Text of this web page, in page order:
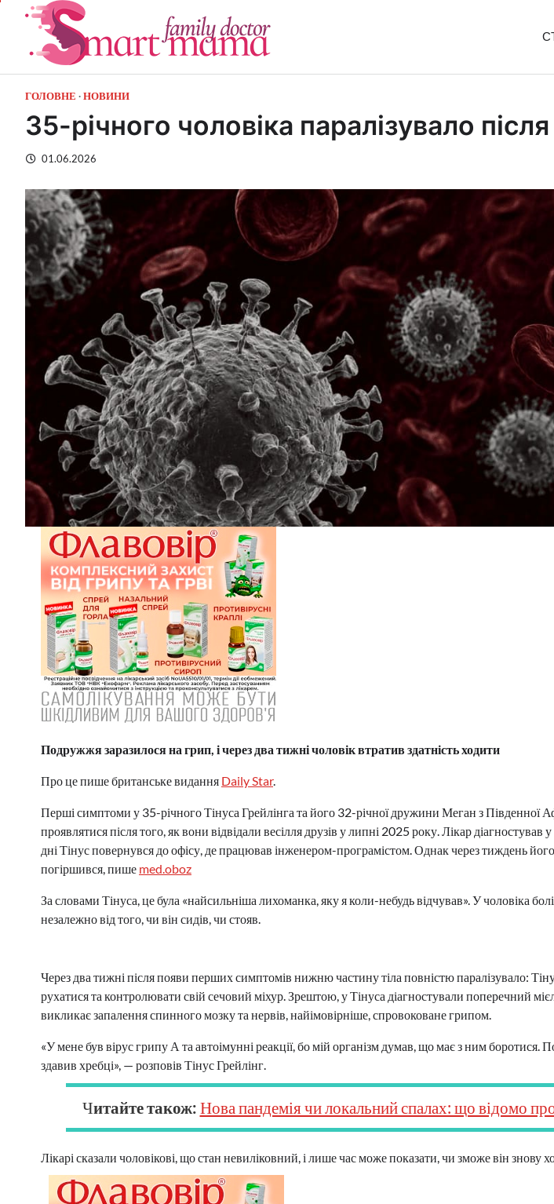
Перейти
ГОЛОВНЕ НОВИНИ
35-річного чоловіка паралізувало
01.06.2026
Подружжя заразилося на грип, і через два тижні чоловік втратив здатність ходити
Про це пише британське видання Daily Star.
Перші симптоми у 35-річного Тінуса Грейлінга та його 32-річної дружини Меган з Південної
проявлятися після того, як вони відвідали весілля друзів у липні 2025 року. Лікар діагностував
дні Тінус повернувся до офісу, де працював інженером-програмістом. Однак через тиждень
погіршився, пише med.oboz
За словами Тінуса, це була «найсильніша лихоманка, яку я коли-небудь відчував». У чоловіка
незалежно від того, чи він сидів, чи стояв.
Через два тижні після появи перших симптомів нижню частину тіла повністю паралізувало:
рухатися та контролювати свій сечовий міхур. Зрештою, у Тінуса діагностували поперечний
викликає запалення спинного мозку та нервів, найімовірніше, спровоковане грипом.
«У мене був вірус грипу А та автоімунні реакції, бо мій організм думав, що має з ним боротися.
здавив хребці», — розповів Тінус Грейлінг.
Читайте також: Нова пандемія чи локальний спалах: що відомо
Лікарі сказали чоловікові, що стан невиліковний, і лише час може показати, чи зможе він знову